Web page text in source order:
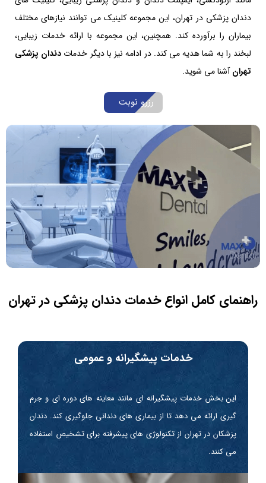
دندان پزشکی در تهران، این مجموعه کلینیک می توانند نیازهای مختلف
بیماران را برآورده کند. همچنین، این مجموعه با ارائه خدمات زیبایی،
لبخند را به شما هدیه می کند. در ادامه نیز با دیگر خدمات دندان پزشکی
تهرانآشنا می شوید.
رزرو نوبت
راهنمای کامل انواع خدمات دندان پزشکی در تهران
خدمات پیشگیرانه و عمومی
این بخش خدمات پیشگیرانه ای مانند معاینه های دوره ای و جرم
گیری ارائه می دهد تا از بیماری های دندانی جلوگیری کند. دندان
پزشکان در تهران از تکنولوژی های پیشرفته برای تشخیص استفاده
می کنند.